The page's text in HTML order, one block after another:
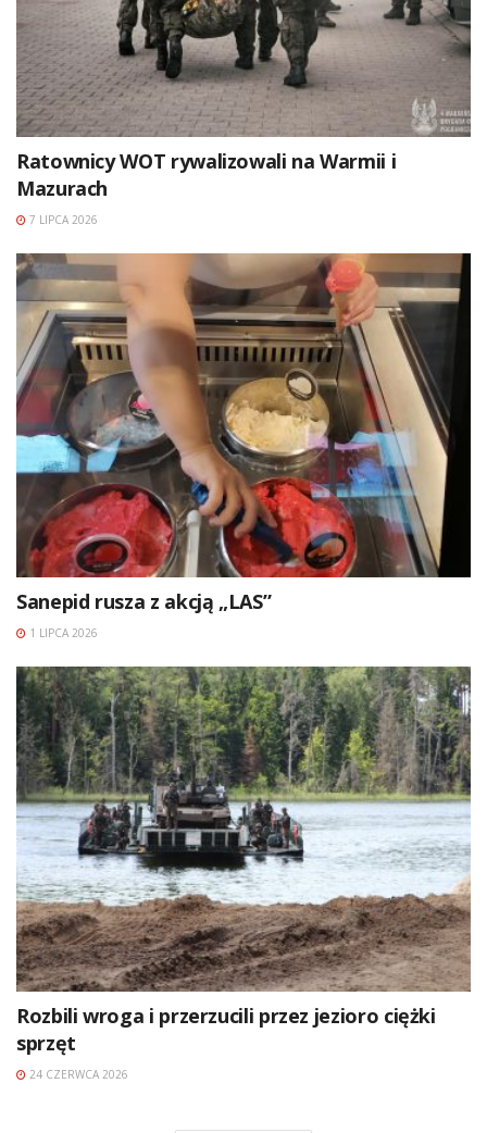
Ratownicy WOT rywalizowali na Warmii i
Mazurach
7 LIPCA 2026
Sanepid rusza z akcją „LAS”
1 LIPCA 2026
Rozbili wroga i przerzucili przez jezioro ciężki
sprzęt
24 CZERWCA 2026